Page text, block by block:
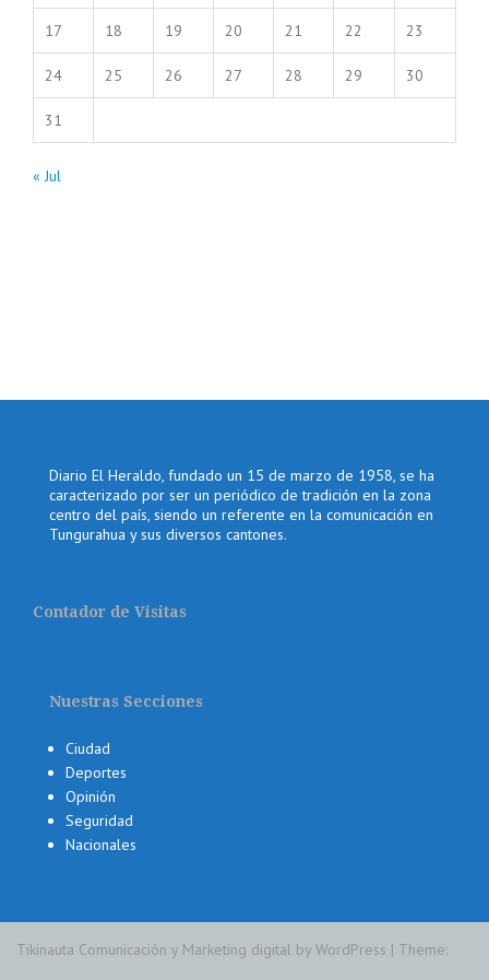
17 18 19 20 21 22 23
24 25 26 27 28 29 30
31
« Jul
Diario El Heraldo, fundado un 15 de marzo de 1958, se ha
caracterizado por ser un periódico de tradición en la zona
centro del país, siendo un referente en la comunicación en
Tungurahua y sus diversos cantones.
Contador de Visitas
Nuestras Secciones
Ciudad
Deportes
Opinión
Seguridad
Nacionales
Tikinauta Comunicación y Marketing digital by WordPress | Theme: